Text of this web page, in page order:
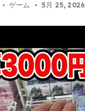
ゲーム 5月 25, 2026